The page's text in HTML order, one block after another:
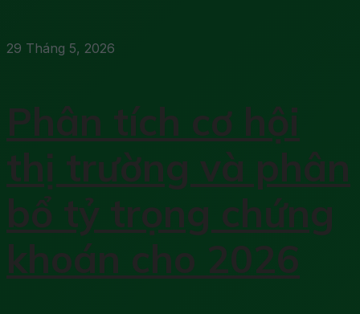
29 Tháng 5, 2026
Phân tích cơ hội
thị trường và phân
bổ tỷ trọng chứng
khoán cho 2026